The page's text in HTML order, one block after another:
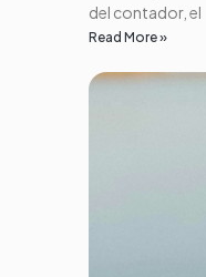
del contador, el
Read More »